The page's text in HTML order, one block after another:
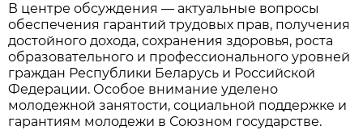
В центре обсуждения — актуальные вопросы
обеспечения гарантий трудовых прав, получения
достойного дохода, сохранения здоровья, роста
образовательного и профессионального уровней
граждан Республики Беларусь и Российской
Федерации. Особое внимание уделено
молодежной занятости, социальной поддержке и
гарантиям молодежи в Союзном государстве.